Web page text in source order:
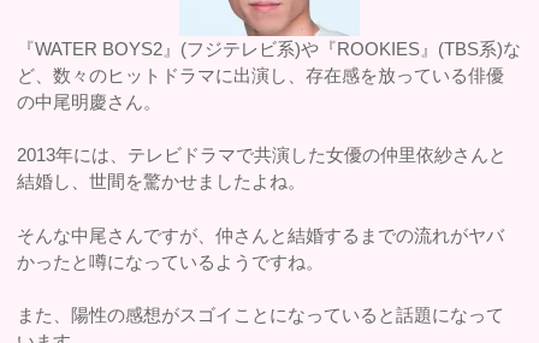
『WATER BOYS2』(フジテレビ系)や『ROOKIES』(TBS系)な
ど、数々のヒットドラマに出演し、存在感を放っている俳優
の中尾明慶さん。
2013年には、テレビドラマで共演した女優の仲里依紗さんと
結婚し、世間を驚かせましたよね。
そんな中尾さんですが、仲さんと結婚するまでの流れがヤバ
かったと噂になっているようですね。
また、陽性の感想がスゴイことになっていると話題になって